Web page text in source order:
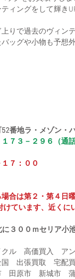
ィングをして輝き
りで過去のヴィン
ッグや小物も予想
番地ラ・メゾン・
７３－２９６（通話
７：００
合は第２・第４日
けています、近くに
３００ｍセリア小
ル　高価買入　
　出張買取　宅配
田原市　新城市　